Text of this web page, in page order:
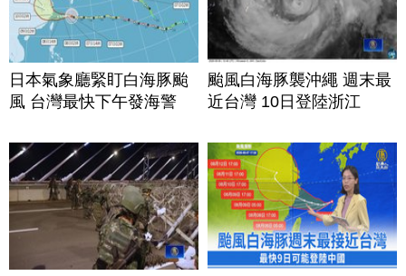
日本氣象廳緊盯白海豚颱
風 台灣最快下午發海警
颱風白海豚襲沖繩 週末最
近台灣 10日登陸浙江